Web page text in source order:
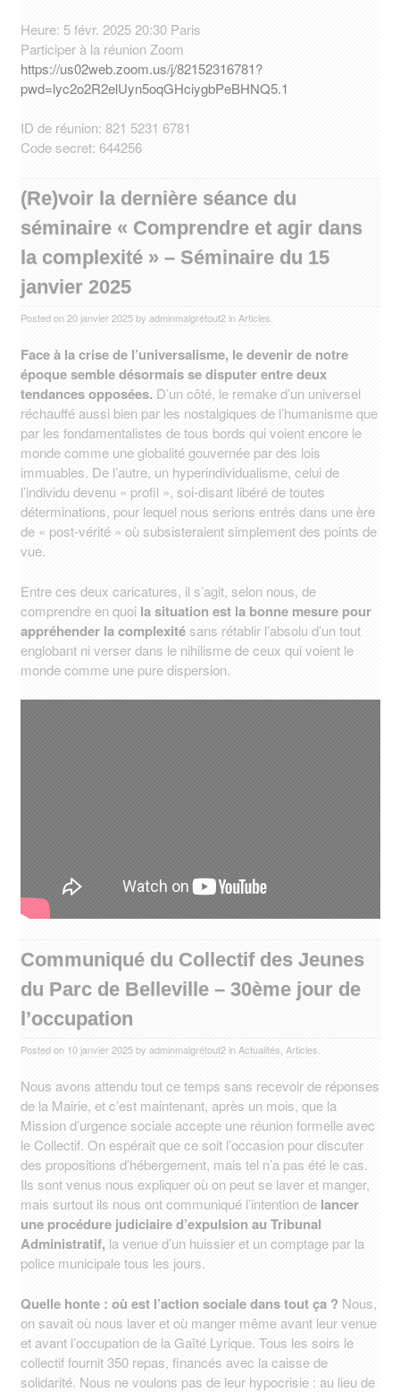
Heure: 5 févr. 2025 20:30 Paris
Participer à la réunion Zoom
https://us02web.zoom.us/j/82152316781?
pwd=lyc2o2R2elUyn5oqGHciygbPeBHNQ5.1
ID de réunion: 821 5231 6781
Code secret: 644256
(Re)voir la dernière séance du
séminaire « Comprendre et agir dans
la complexité » – Séminaire du 15
janvier 2025
Posted on 20 janvier 2025by adminmalgrétout2 in Articles
Face à la crise de l’universalisme, le devenir de notre
époque semble désormais se disputer entre deux
tendances opposées. D’un côté, le remake d’un universel
réchauffé aussi bien par les nostalgiques de l’humanisme que
par les fondamentalistes de tous bords qui voient encore le
monde comme une globalité gouvernée par des lois
immuables. De l’autre, un hyperindividualisme, celui de
l’individu devenu « profil », soi-disant libéré de toutes
déterminations, pour lequel nous serions entrés dans une ère
de « post-vérité » où subsisteraient simplement des points de
vue.
Entre ces deux caricatures, il s’agit, selon nous, de
comprendre en quoi la situation est la bonne mesure pour
appréhender la complexitésans rétablir l’absolu d’un tout
englobant ni verser dans le nihilisme de ceux qui voient le
monde comme une pure dispersion.
Communiqué du Collectif des Jeunes
du Parc de Belleville – 30ème jour de
l’occupation
Posted on 10 janvier 2025by adminmalgrétout2 in Actualités Articles
Nous avons attendu tout ce temps sans recevoir de réponses
de la Mairie, et c’est maintenant, après un mois, que la
Mission d’urgence sociale accepte une réunion formelle avec
le Collectif. On espérait que ce soit l’occasion pour discuter
des propositions d’hébergement, mais tel n’a pas été le cas.
Ils sont venus nous expliquer où on peut se laver et manger,
mais surtout ils nous ont communiqué l’intention de lancer
une procédure judiciaire d’expulsion au Tribunal
Administratif, la venue d’un huissier et un comptage par la
police municipale tous les jours.
Quelle honte : où est l’action sociale dans tout ça ? Nous,
on savait où nous laver et où manger même avant leur venue
et avant l’occupation de la Gaîté Lyrique. Tous les soirs le
collectif fournit 350 repas, financés avec la caisse de
solidarité. Nous ne voulons pas de leur hypocrisie : au lieu de